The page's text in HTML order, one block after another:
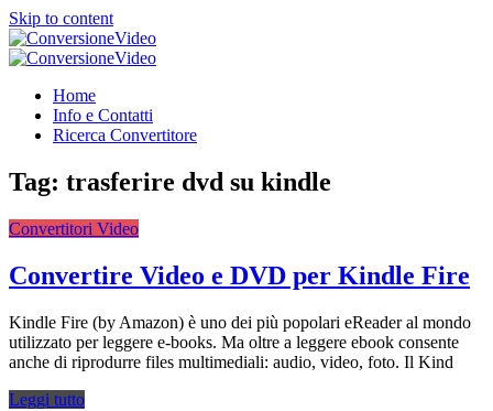
Skip to content
ConversioneVideo
Video Converter Software Offline App
Home
Info e Contatti
Ricerca Convertitore
Tag: trasferire dvd su kindle
Convertitori Video
Convertire Video e DVD per Kindle Fire
Kindle Fire (by Amazon) è uno dei più popolari eReader al mondo
utilizzato per leggere e-books. Ma oltre a leggere ebook consente
anche di riprodurre files multimediali: audio, video, foto. Il Kind
Leggi tutto